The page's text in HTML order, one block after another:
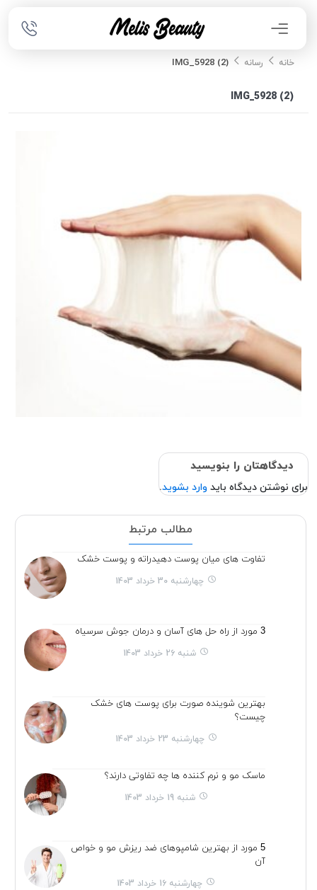
خانه رسانه IMG_5928 (2)
IMG_5928 (2)
دیدگاهتان را بنویسید
برای نوشتن دیدگاه باید وارد بشوید.
مطالب مرتبط
تفاوت های میان پوست دهیدراته و پوست خشک
چهارشنبه 30 خرداد 1403
3 مورد از راه حل های آسان و درمان جوش سرسیاه
شنبه 26 خرداد 1403
بهترین شوینده صورت برای پوست های خشک
چیست؟
چهارشنبه 23 خرداد 1403
ماسک مو و نرم کننده ها چه تفاوتی دارند؟
شنبه 19 خرداد 1403
5 مورد از بهترین شامپوهای ضد ریزش مو و خواص
آن
چهارشنبه 16 خرداد 1403